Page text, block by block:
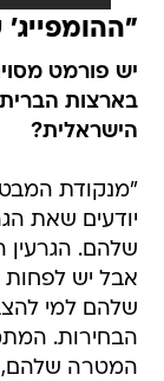
"ההומפייג'
יש פורמט
בארצות
הישראלית?
"מנקודת המבט
יודעים שאת
שלהם.
אבל יש
שלהם למי
הבחירות.
המטרה שלהם,